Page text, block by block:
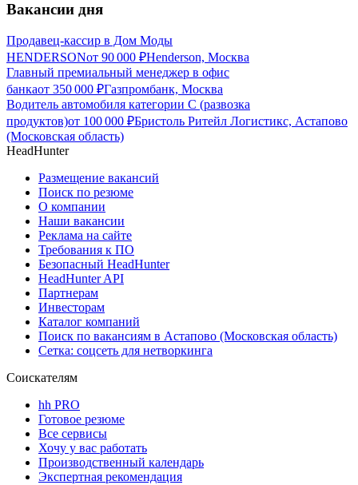
Вакансии дня
Продавец-кассир в Дом Моды
HENDERSONот 90 000 ₽Henderson, Москва
Главный премиальный менеджер в офис
банкаот 350 000 ₽Газпромбанк, Москва
Водитель автомобиля категории C (развозка
продуктов)от 100 000 ₽Бристоль Ритейл Логистикс, Астапово
(Московская область)
HeadHunter
Размещение вакансий
Поиск по резюме
О компании
Наши вакансии
Реклама на сайте
Требования к ПО
Безопасный HeadHunter
HeadHunter API
Партнерам
Инвесторам
Каталог компаний
Поиск по вакансиям в Астапово (Московская область)
Сетка: соцсеть для нетворкинга
Соискателям
hh PRO
Готовое резюме
Все сервисы
Хочу у вас работать
Производственный календарь
Экспертная рекомендация